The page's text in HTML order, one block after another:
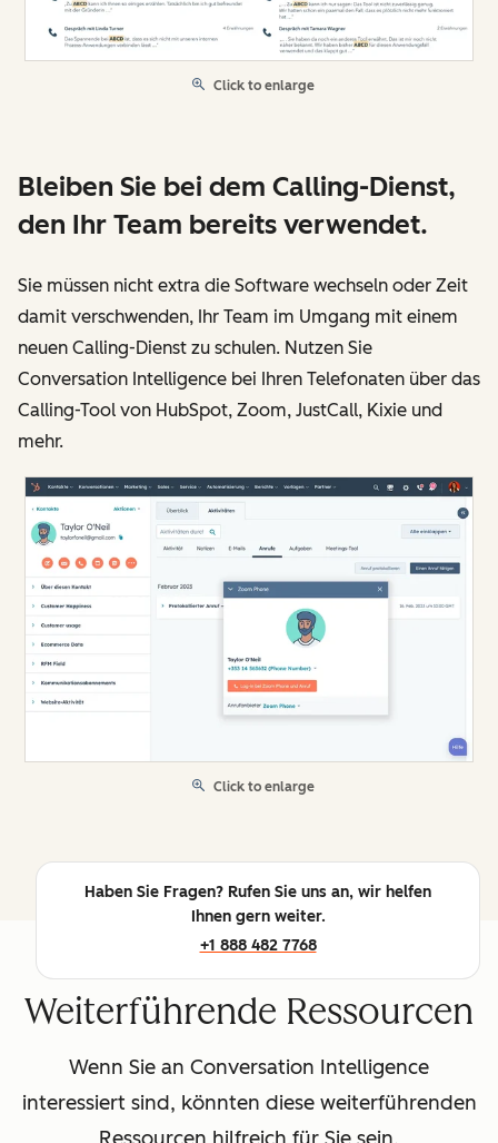
Click to enlarge
Bleiben Sie bei dem Calling-Dienst,
den Ihr Team bereits verwendet.
Sie müssen nicht extra die Software wechseln oder Zeit
damit verschwenden, Ihr Team im Umgang mit einem
neuen Calling-Dienst zu schulen. Nutzen Sie
Conversation Intelligence bei Ihren Telefonaten über das
Calling-Tool von HubSpot, Zoom, JustCall, Kixie und
mehr.
Click to enlarge
Haben Sie Fragen? Rufen Sie uns an, wir helfen
Ihnen gern weiter.
+1 888 482 7768
Weiterführende Ressourcen
Wenn Sie an Conversation Intelligence
interessiert sind, könnten diese weiterführenden